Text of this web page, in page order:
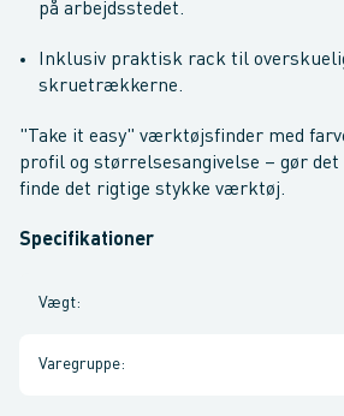
på arbejdsstedet.
Inklusiv praktisk rack til
skruetrækkerne.
"Take it easy" værktøjsfinder med
profil og størrelsesangivelse – gør
finde det rigtige stykke værktøj.
Specifikationer
Vægt:
Varegruppe: